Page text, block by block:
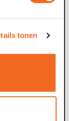
tonen